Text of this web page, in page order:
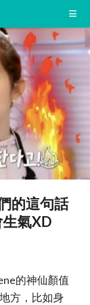
的這句話
氣XD
的神仙顏值
方，比如身